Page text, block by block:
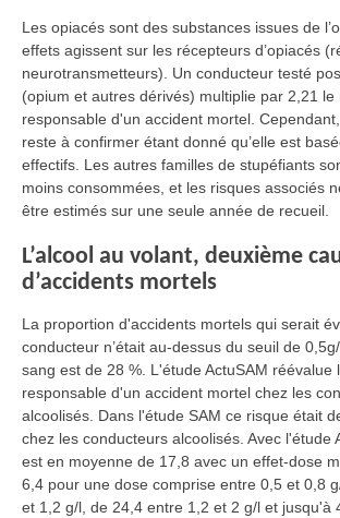
Les opiacés sont des substances issues de
effets agissent sur les récepteurs d’opiacés
neurotransmetteurs). Un conducteur testé
(opium et autres dérivés) multiplie par 2,21 le
responsable d'un accident mortel.
reste à confirmer étant donné qu’elle est
effectifs. Les autres familles de stupéfiants
moins consommées, et les risques associés
être estimés sur une seule année de recueil.
L’alcool au volant, deuxième
d’accidents mortels
La proportion d'accidents mortels qui serait
conducteur n’était au-dessus du seuil de
sang est de 28 %. L'étude ActuSAM réévalue
responsable d'un accident mortel chez les
alcoolisés. Dans l'étude SAM ce risque était
chez les conducteurs alcoolisés. Avec l'étude
est en moyenne de 17,8 avec un effet-dose
6,4 pour une dose comprise entre 0,5 et 0,8
et 1,2 g/l, de 24,4 entre 1,2 et 2 g/l et jusqu'à